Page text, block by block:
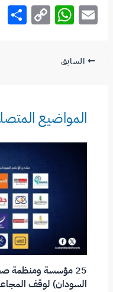
E
m
ai
l
W
h
p
p
C
o
n
k
السابق
المواضيع
25 مؤسسة ومنظمة
السودان) لوقف